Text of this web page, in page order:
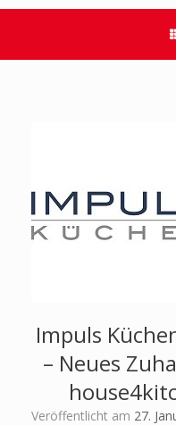
Impuls
– Neues
Veröffentlicht am 27.